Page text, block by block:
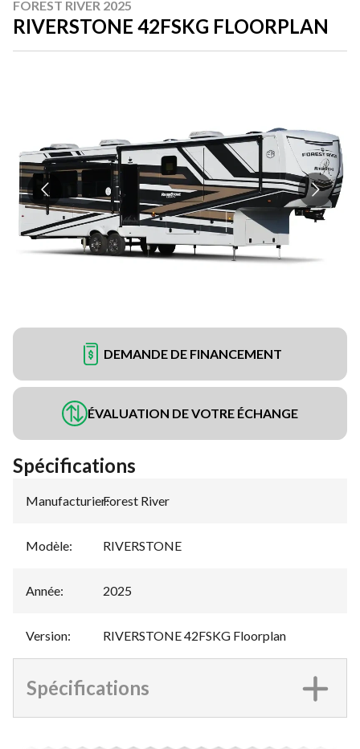
FOREST RIVER 2025
RIVERSTONE 42FSKG FLOORPLAN
DEMANDE DE FINANCEMENT
ÉVALUATION DE VOTRE ÉCHANGE
Spécifications
Manufacturier:
Forest River
Modèle: RIVERSTONE
Année: 2025
Version: RIVERSTONE 42FSKG Floorplan
Spécifications